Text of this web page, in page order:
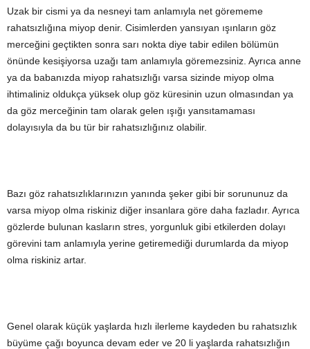
Uzak bir cismi ya da nesneyi tam anlamıyla net görememe
rahatsızlığına miyop denir. Cisimlerden yansıyan ışınların göz
merceğini geçtikten sonra sarı nokta diye tabir edilen bölümün
önünde kesişiyorsa uzağı tam anlamıyla göremezsiniz. Ayrıca anne
ya da babanızda miyop rahatsızlığı varsa sizinde miyop olma
ihtimaliniz oldukça yüksek olup göz küresinin uzun olmasından ya
da göz merceğinin tam olarak gelen ışığı yansıtamaması
dolayısıyla da bu tür bir rahatsızlığınız olabilir.
Bazı göz rahatsızlıklarınızın yanında şeker gibi bir sorununuz da
varsa miyop olma riskiniz diğer insanlara göre daha fazladır. Ayrıca
gözlerde bulunan kasların stres, yorgunluk gibi etkilerden dolayı
görevini tam anlamıyla yerine getiremediği durumlarda da miyop
olma riskiniz artar.
Genel olarak küçük yaşlarda hızlı ilerleme kaydeden bu rahatsızlık
büyüme çağı boyunca devam eder ve 20 li yaşlarda rahatsızlığın